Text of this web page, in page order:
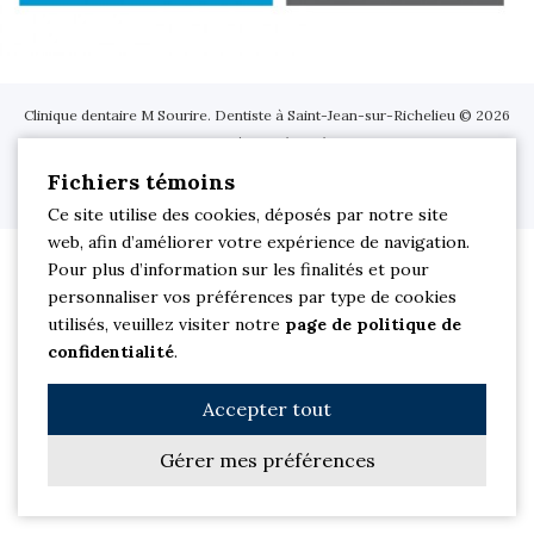
Clinique dentaire M Sourire. Dentiste à Saint-Jean-sur-Richelieu © 2026
Tous droits réservés.
Site Web par
Les Solutions PowerSurfer
Fichiers témoins
Ce site utilise des cookies, déposés par notre site
web, afin d’améliorer votre expérience de navigation.
Pour plus d’information sur les finalités et pour
personnaliser vos préférences par type de cookies
utilisés, veuillez visiter notre page de politique de
confidentialité.
Accepter tout
Gérer mes préférences